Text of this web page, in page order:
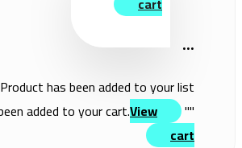
...
Product has been added to your list.
"
" has been added to your cart.
View
cart